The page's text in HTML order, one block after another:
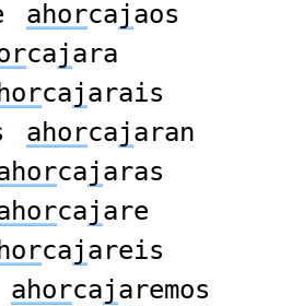
ahorcajaos
cajara
cajarais
ahorcajaran
cajaras
cajare
cajareis
ahorcajaremos